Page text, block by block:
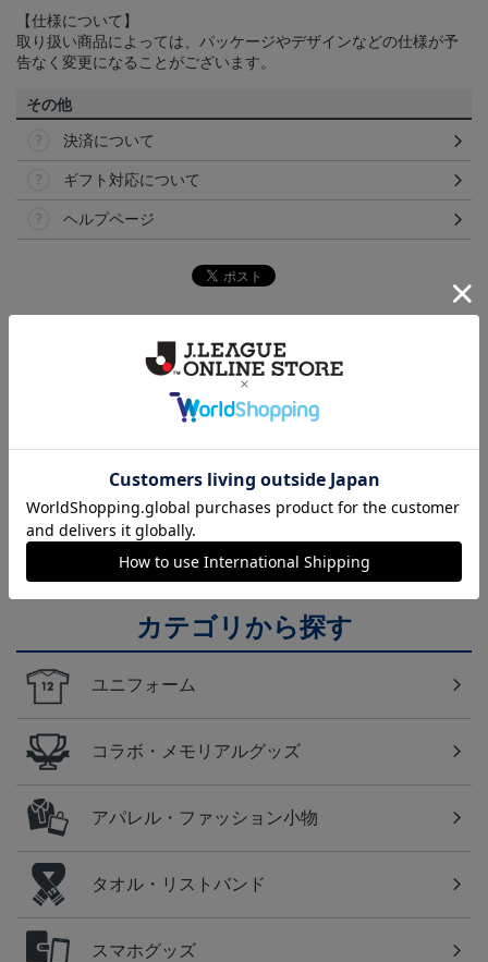
【仕様について】
取り扱い商品によっては、パッケージやデザインなどの仕様が予
告なく変更になることがございます。
その他
決済について
ギフト対応について
ヘルプページ
こだわりのデザインに注目！タオルマフラーは応援
福岡
アビスパ福岡のすべてのグッズをチェックしたい方
カテゴリから探す
ユニフォーム
コラボ・メモリアルグッズ
アパレル・ファッション小物
タオル・リストバンド
スマホグッズ